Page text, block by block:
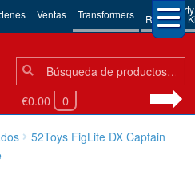
Ventas Transformers 3rd Party
Robots &
Búsqueda:
Búsqueda
€0.00 0
52Toys FigLite DX Captain